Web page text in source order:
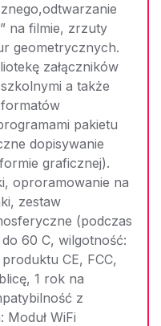
na filmie, zrzuty
geometrycznych.
załączników
a także
pakietu
dopisywanie
graficznej).
oproramowanie na
zestaw
(podczas
60 C, wilgotność:
CE, FCC,
1 rok na
z
WiFi